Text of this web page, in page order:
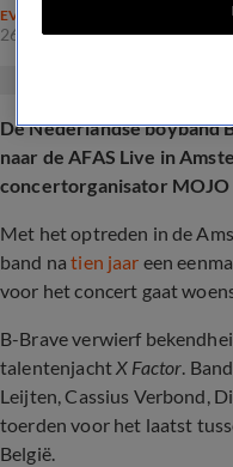
EVENEMENTEN
26 mei 2026, 13:49
De Nederlandse boyband
naar de AFAS Live in
concertorganisator MOJO
Met het optreden in de
band natien jaar een
voor het concert gaat
B-Brave verwierf
talentenjachtX Factor.
Leijten, Cassius Verbond,
toerden voor het laatst
België.